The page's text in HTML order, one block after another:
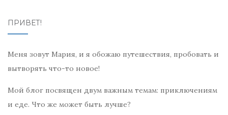
ПРИВЕТ!
Меня зовут Мария, и я обожаю путешествия, пробовать и
вытворять что-то новое!
Мой блог посвящен двум важным темам: приключениям
и еде. Что же может быть лучше?